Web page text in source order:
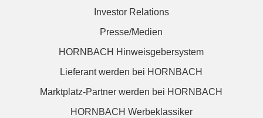
Investor Relations
Presse/Medien
HORNBACH Hinweisgebersystem
Lieferant werden bei HORNBACH
Marktplatz-Partner werden bei HORNBACH
HORNBACH Werbeklassiker